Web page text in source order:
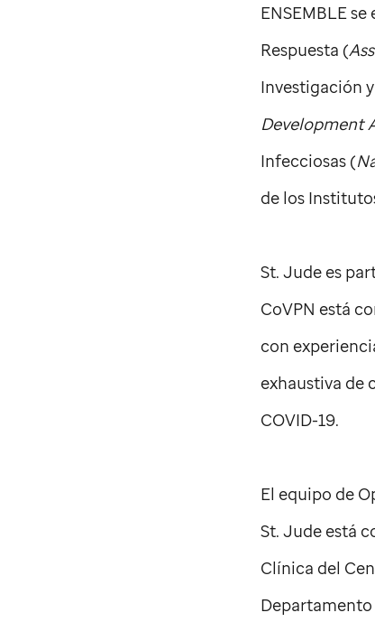
ENSEMBLE
Respuesta (
Investigación
Development
Infecciosas (
de los
St. Jude es
CoVPN está
con
exhaustiva de
COVID-19.
El equipo de
St. Jude está
Clínica del
Departamento